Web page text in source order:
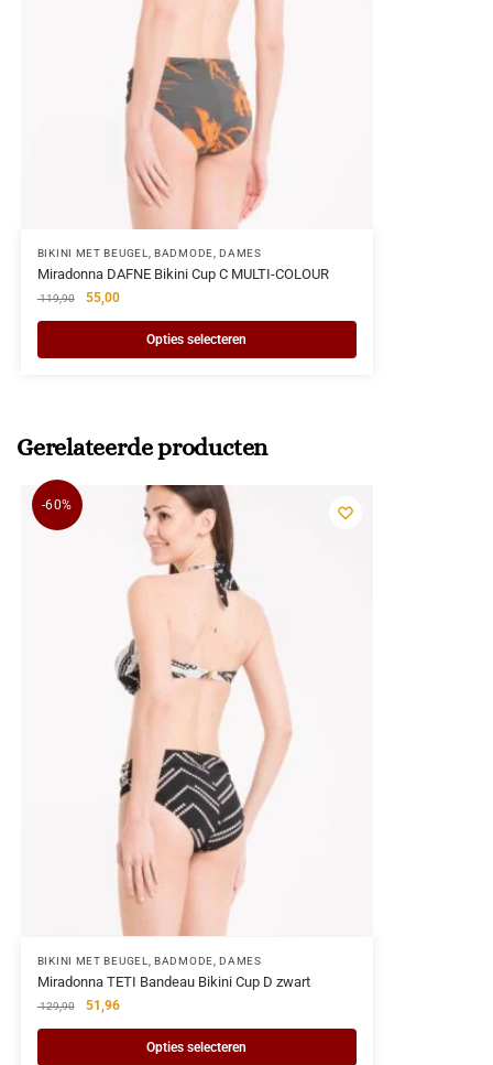
BIKINI MET BEUGEL ,BADMODE ,DAMES
Miradonna DAFNE Bikini Cup C MULTI-COLOUR
119,90 55,00
Opties selecteren
Gerelateerde producten
-60%
BIKINI MET BEUGEL ,BADMODE ,DAMES
Miradonna TETI Bandeau Bikini Cup D zwart
129,90 51,96
Opties selecteren